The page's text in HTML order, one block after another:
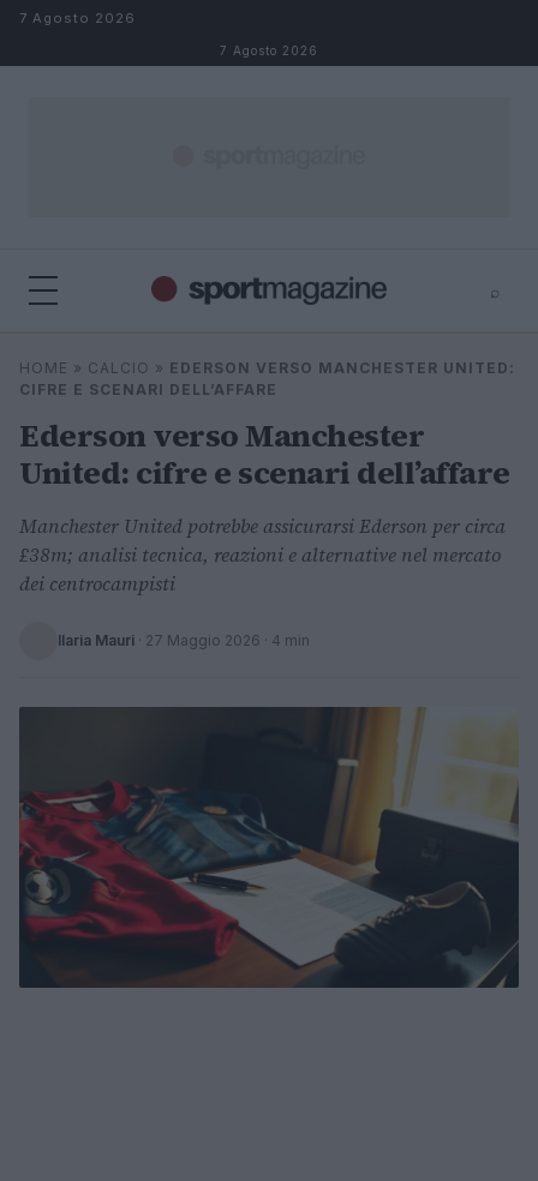
Salta al contenuto
7 Agosto 2026
7 Agosto 2026
⌕
Cerca
⌕ ×
HOME » CALCIO » EDERSON VERSO MANCHESTER UNITED:
CIFRE E SCENARI DELL’AFFARE
Ederson verso Manchester
United: cifre e scenari dell’affare
Manchester United potrebbe assicurarsi Ederson per circa
£38m; analisi tecnica, reazioni e alternative nel mercato
dei centrocampisti
Ilaria Mauri · 27 Maggio 2026 · 4 min